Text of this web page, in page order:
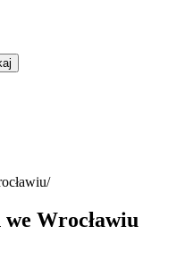
Wrocławiu